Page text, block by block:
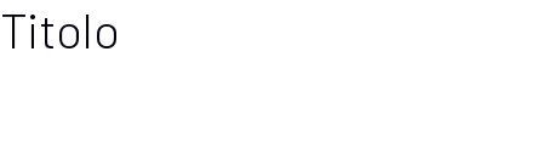
Titolo